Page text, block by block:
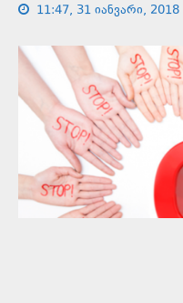
11:47, 31 იანვარი, 2018